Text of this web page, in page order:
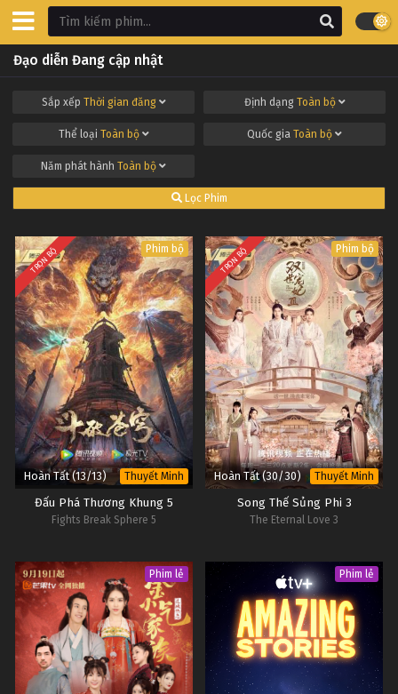
Đạo diễn Đang cập nhật
Sắp xếp Thời gian đăng Định dạng Toàn bộ
Thể loại Toàn bộ Quốc gia Toàn bộ
Năm phát hành Toàn bộ
Lọc Phim
TRỌN BỘ Phim bộ
Hoàn Tất (13/13) Thuyết Minh
Đấu Phá Thương Khung 5
Fights Break Sphere 5
TRỌN BỘ Phim bộ
Hoàn Tất (30/30) Thuyết Minh
Song Thế Sủng Phi 3
The Eternal Love 3
Phim lẻ Phim lẻ